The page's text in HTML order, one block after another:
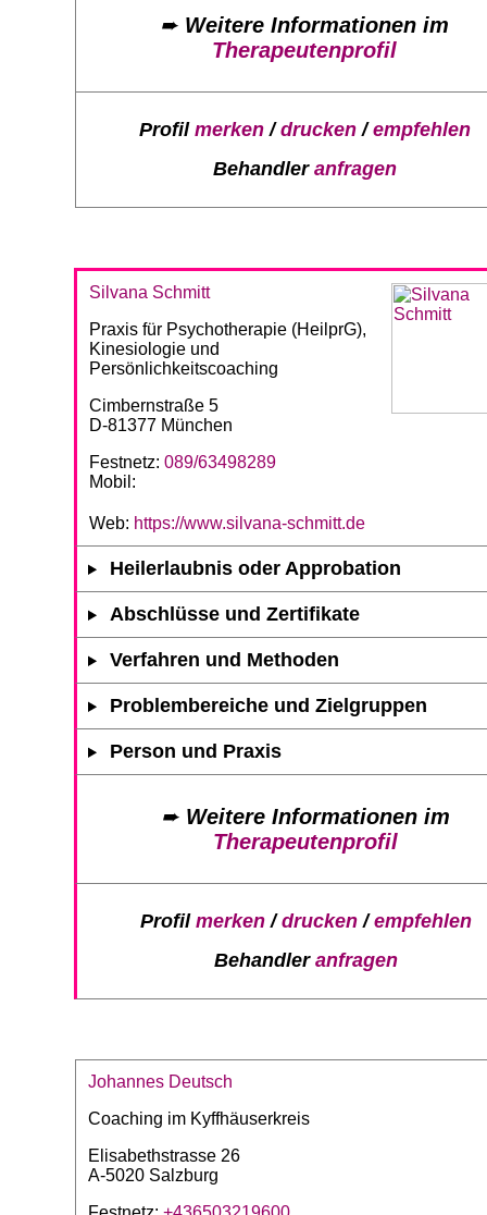
➨ Weitere Informationen im
Therapeutenprofil
Profil merken/drucken/empfehlen
Behandler anfragen
Silvana Schmitt
Praxis für Psychotherapie (HeilprG),
Kinesiologie und
Persönlichkeitscoaching
Cimbernstraße 5
D-81377 München
Festnetz: 089/63498289
Mobil:
Web: https://www.silvana-schmitt.de
Heilerlaubnis oder Approbation
Abschlüsse und Zertifikate
Verfahren und Methoden
Problembereiche und Zielgruppen
Person und Praxis
➨ Weitere Informationen im
Therapeutenprofil
Profil merken/drucken/empfehlen
Behandler anfragen
Johannes Deutsch
Coaching im Kyffhäuserkreis
Elisabethstrasse 26
A-5020 Salzburg